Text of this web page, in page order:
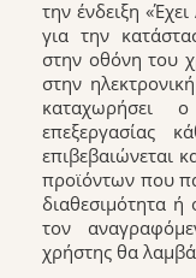
την ένδειξη
για την
στην οθόνη του
στην
καταχωρήσει
επεξεργασίας
επιβεβαιώνεται
προϊόντων που
διαθεσιμότητα
τον
χρήστης θα